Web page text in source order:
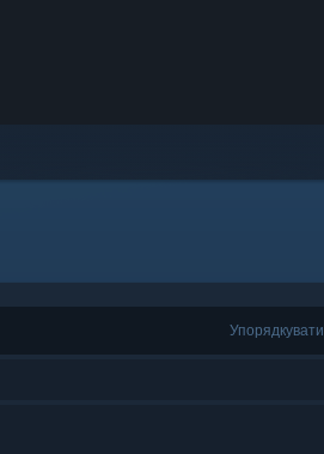
Упорядкувати